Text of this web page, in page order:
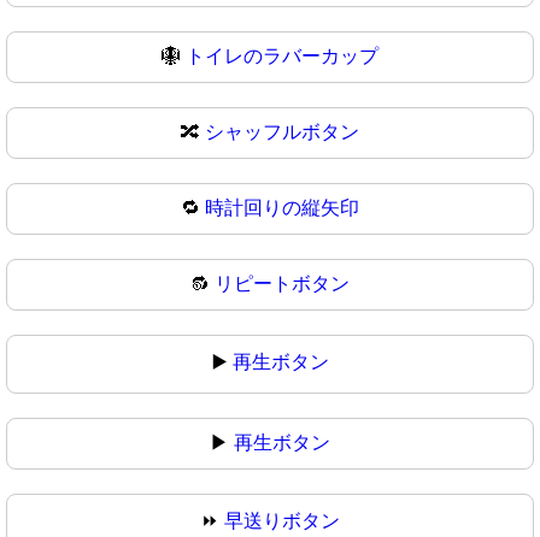
🪯 トイレのラバーカップ
🔀 シャッフルボタン
🔁 時計回りの縦矢印
🔂 リピートボタン
▶️ 再生ボタン
▶ 再生ボタン
⏩ 早送りボタン